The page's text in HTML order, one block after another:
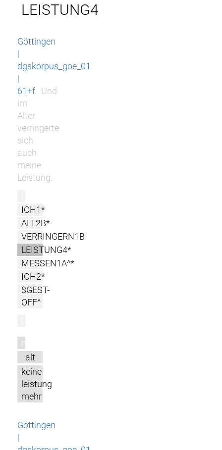
LEISTUNG4
Göttingen
|
dgskorpus_goe_01
|
61+f
Und
im
Alter
verringerte
sich
auch
meine
Leistung.
ICH1*
ALT2B*
VERRINGERN1B
LEISTUNG4*
MESSEN1A^*
ICH2*
$GEST-
OFF^
m
alt
keine
leistung
mehr
Göttingen
|